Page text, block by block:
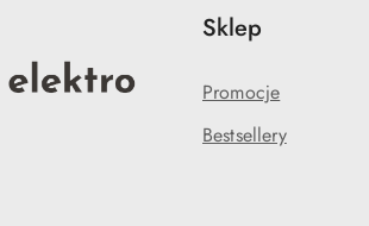
Sklep
Promocje
Bestsellery